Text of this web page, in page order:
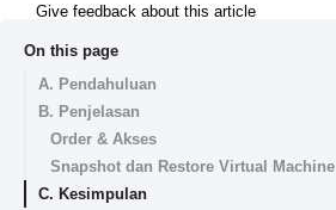
Give feedback about this article
On this page
A. Pendahuluan
B. Penjelasan
Order & Akses
Snapshot dan Restore Virtual Machine
C. Kesimpulan